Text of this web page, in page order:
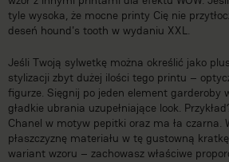
tyle wysoka, że mocne printy Cię nie
deseń hound's tooth w wydaniu XXL.
Jeśli Twoją sylwetkę można określić jako
stylizacji zbyt dużej ilości tego printu –
figurze. Sięgnij po jeden element garderoby
gładkie ubrania uzupełniające look.
Chanel w motyw pepitki oraz ma ła czarna.
płaszczyznę materiału w tę gustowną
wariant wzoru – zachowasz właściwe